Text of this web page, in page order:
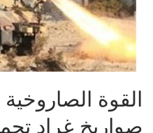
القوة
صواريخ غراد